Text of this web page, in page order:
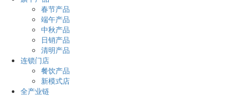
春节产品
端午产品
中秋产品
日销产品
清明产品
连锁门店
餐饮产品
新模式店
全产业链